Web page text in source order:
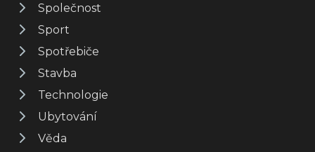
Společnost
Sport
Spotřebiče
Stavba
Technologie
Ubytování
Věda